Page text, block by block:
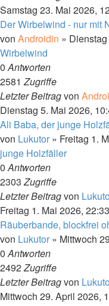
Samstag 23. Mai 2026,
Der Wirbelwind - nur mit
von Androidin »
Wirbelwind
0Antworten
2581Zugriffe
Letzter Beitragvon
Dienstag 5. Mai 2026,
Ali Baba, der junge
von Lukutor » Freitag 1.
junge Holzfäller
0Antworten
2303Zugriffe
Letzter Beitragvon
Freitag 1. Mai 2026, 22:33
Räuberbande, blockfrei
von Lukutor » Mittwoch
0Antworten
2492Zugriffe
Letzter Beitragvon
Mittwoch 29. April 2026,